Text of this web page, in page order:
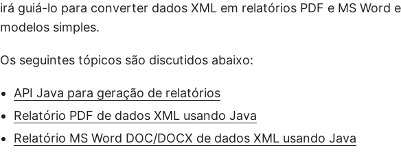
irá guiá-lo para converter dados XML em relatórios PDF e MS Word
modelos simples.
Os seguintes tópicos são discutidos abaixo:
API Java para geração de relatórios
Relatório PDF de dados XML usando Java
Relatório MS Word DOC/DOCX de dados XML usando Java